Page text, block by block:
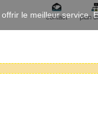
contact plan
le meilleur